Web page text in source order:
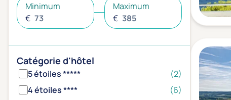
Minimum
€
Maximum
€
Catégorie d'hôtel
5 étoiles *****
(2)
4 étoiles ****
(6)